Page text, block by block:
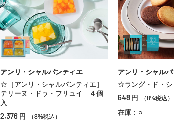
アンリ・シャルパンティエ
☆［アンリ・シャルパンティエ］
テリーヌ・ドゥ・フリュイ ４個
入
2,376 円 （8%税込）
アンリ・シャル
☆ラング・ド・
648 円 （8%税込）
在庫：○